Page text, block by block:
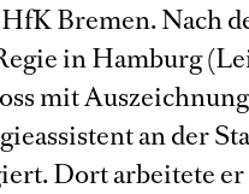
Bremen. Nach
in Hamburg
mit
an der
Dort arbeitete er